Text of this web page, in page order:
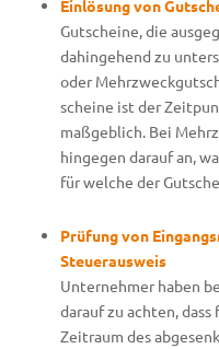
Einlösung von
Gutscheine, die
dahingehend zu
oder
scheine ist der
maßgeblich. Bei
hingegen darauf an,
für welche der
Prüfung von
Steuerausweis
Unternehmer haben
darauf zu achten,
Zeitraum des